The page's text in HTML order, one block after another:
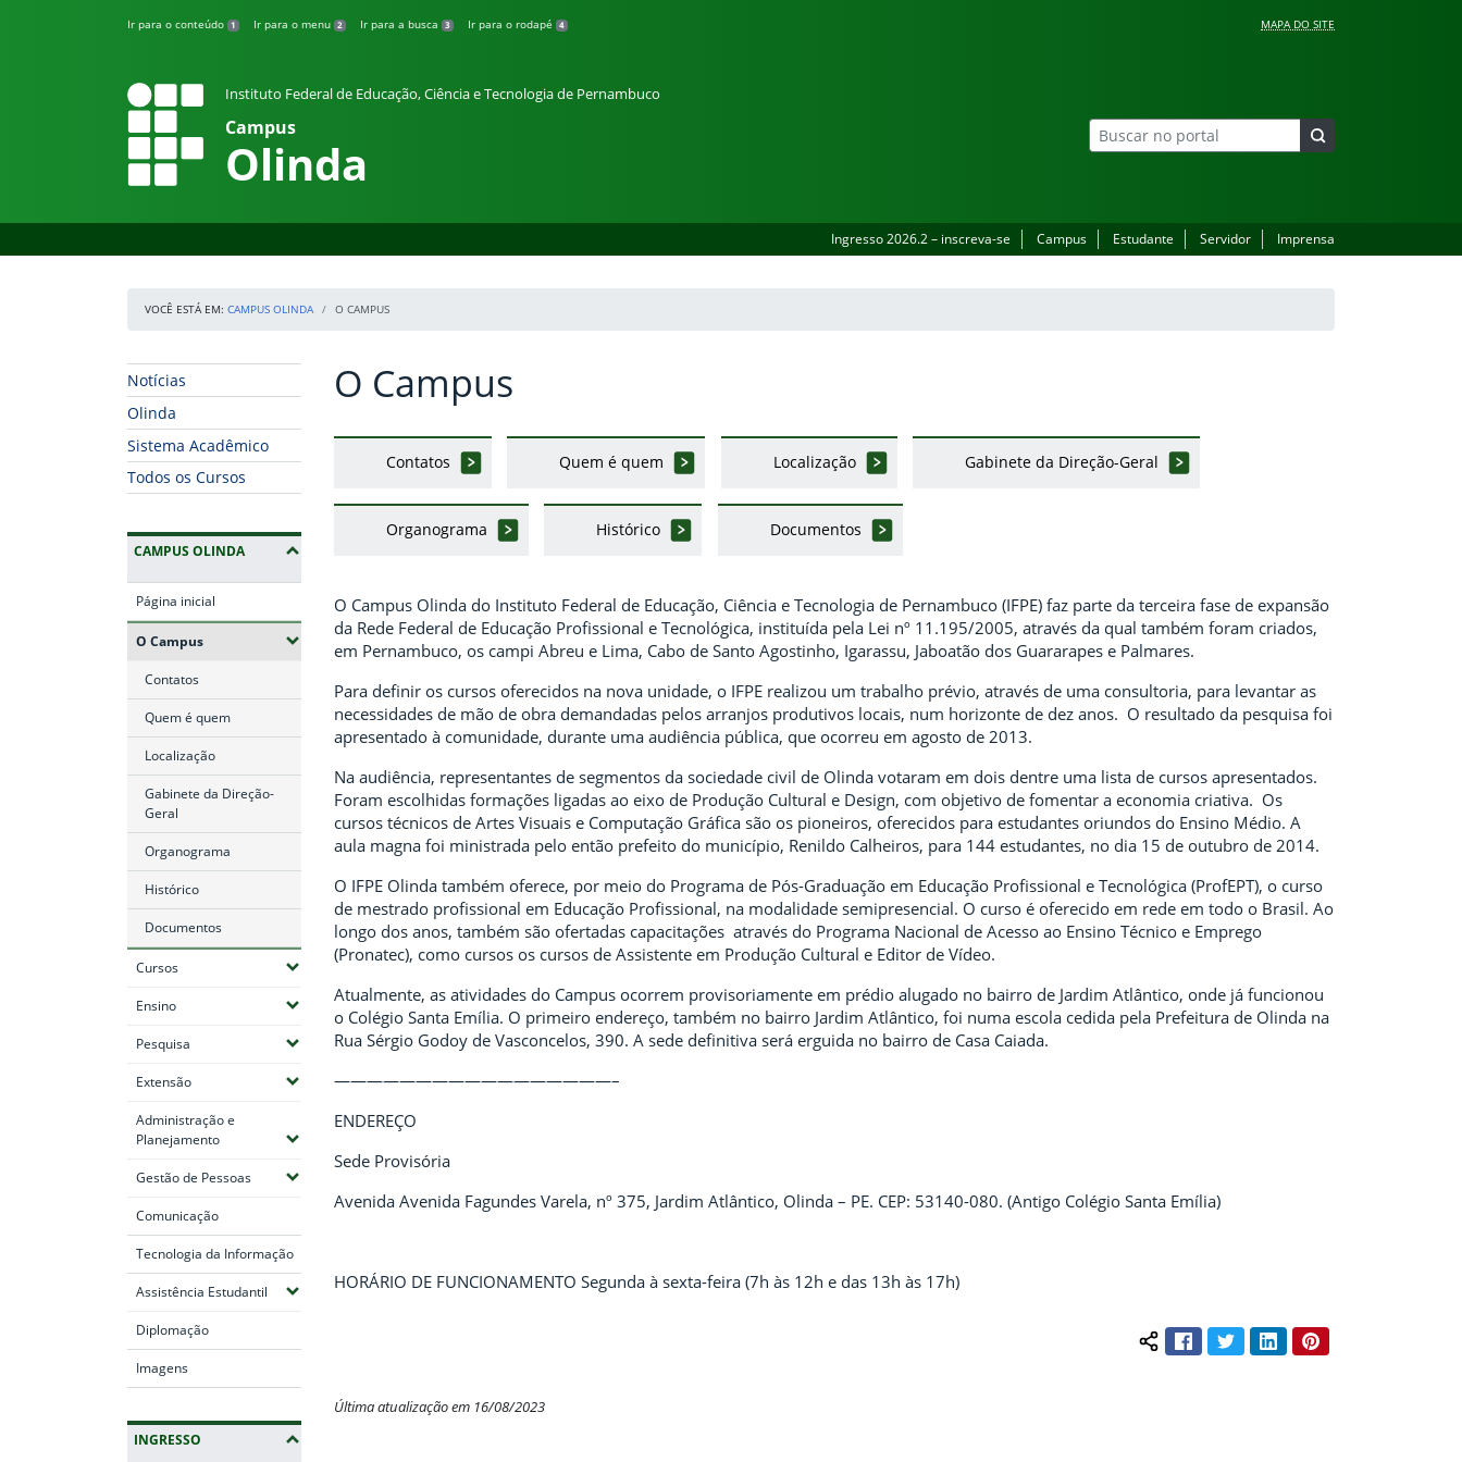
Ir para o conteúdo 1 Ir para o menu 2 Ir para a busca 3 Ir para o rodapé 4 MAPA DO SITE
Instituto Federal de Educação, Ciência e Tecnologia de Pernambuco
Campus
Olinda
Ingresso 2026.2 – inscreva-se Campus Estudante Servidor Imprensa
VOCÊ ESTÁ EM: CAMPUS OLINDA O CAMPUS
Início da navegação
Notícias
Olinda
Sistema Acadêmico
Todos os Cursos
CAMPUS OLINDA
Página inicial
O Campus(Expandir submenus)
Contatos
Quem é quem
Localização
Gabinete da Direção-
Geral
Organograma
Histórico
Documentos
Cursos(Expandir submenus)
Ensino(Expandir submenus)
Pesquisa (Expandir submenus)
Extensão(Expandir submenus)
Administração e
Planejamento(Expandir submenus)
Gestão de Pessoas(Expandir submenus)
Comunicação
Tecnologia da Informação
Assistência Estudantil (Expandir submenus)
Diplomação
Imagens
INGRESSO
Início do conteúdo
O Campus
Contatos Quem é quem Localização Gabinete da Direção-Geral
Organograma Histórico Documentos
O Campus Olinda do Instituto Federal de Educação, Ciência e Tecnologia de Pernambuco (IFPE) faz parte da terceira fase de expansão
da Rede Federal de Educação Profissional e Tecnológica, instituída pela Lei nº 11.195/2005, através da qual também foram criados,
em Pernambuco, os campi Abreu e Lima, Cabo de Santo Agostinho, Igarassu, Jaboatão dos Guararapes e Palmares.
Para definir os cursos oferecidos na nova unidade, o IFPE realizou um trabalho prévio, através de uma consultoria, para levantar as
necessidades de mão de obra demandadas pelos arranjos produtivos locais, num horizonte de dez anos. O resultado da pesquisa foi
apresentado à comunidade, durante uma audiência pública, que ocorreu em agosto de 2013.
Na audiência, representantes de segmentos da sociedade civil de Olinda votaram em dois dentre uma lista de cursos apresentados.
Foram escolhidas formações ligadas ao eixo de Produção Cultural e Design, com objetivo de fomentar a economia criativa. Os
cursos técnicos de Artes Visuais e Computação Gráfica são os pioneiros, oferecidos para estudantes oriundos do Ensino Médio. A
aula magna foi ministrada pelo então prefeito do município, Renildo Calheiros, para 144 estudantes, no dia 15 de outubro de 2014.
O IFPE Olinda também oferece, por meio do Programa de Pós-Graduação em Educação Profissional e Tecnológica (ProfEPT), o curso
de mestrado profissional em Educação Profissional, na modalidade semipresencial. O curso é oferecido em rede em todo o Brasil. Ao
longo dos anos, também são ofertadas capacitações através do Programa Nacional de Acesso ao Ensino Técnico e Emprego
(Pronatec), como cursos os cursos de Assistente em Produção Cultural e Editor de Vídeo.
Atualmente, as atividades do Campus ocorrem provisoriamente em prédio alugado no bairro de Jardim Atlântico, onde já funcionou
o Colégio Santa Emília. O primeiro endereço, também no bairro Jardim Atlântico, foi numa escola cedida pela Prefeitura de Olinda na
Rua Sérgio Godoy de Vasconcelos, 390. A sede definitiva será erguida no bairro de Casa Caiada.
—————————————————–
ENDEREÇO
Sede Provisória
Avenida Avenida Fagundes Varela, nº 375, Jardim Atlântico, Olinda – PE. CEP: 53140-080. (Antigo Colégio Santa Emília)
HORÁRIO DE FUNCIONAMENTO Segunda à sexta-feira (7h às 12h e das 13h às 17h)
Compartilhar conteúdo:
FacebookTwitterLinkedInPinterest
Última atualização em 16/08/2023